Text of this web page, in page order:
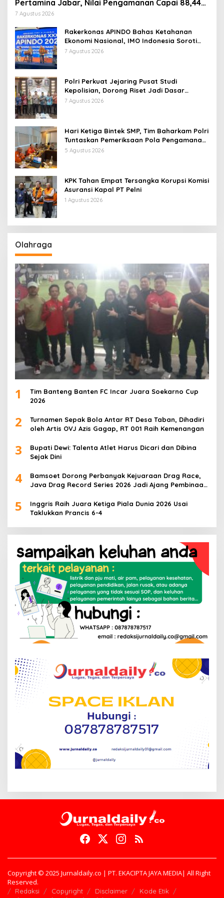
Pertamina Jabar, Nilai Pengamanan Capai 88,44
Persen
7 Agustus 2026
Rakerkonas APINDO Bahas Ketahanan
Ekonomi Nasional, IMO Indonesia Soroti
Pentingnya Kolaborasi Lintas Sektor
7 Agustus 2026
Polri Perkuat Jejaring Pusat Studi
Kepolisian, Dorong Riset Jadi Dasar
Kebijakan dan Inovasi
7 Agustus 2026
Hari Ketiga Bintek SMP, Tim Baharkam Polri
Tuntaskan Pemeriksaan Pola Pengamanan
Pertamina Patra Niaga Jabar
5 Agustus 2026
KPK Tahan Empat Tersangka Korupsi Komisi
Asuransi Kapal PT Pelni
1 Agustus 2026
Olahraga
1
Tim Banteng Banten FC Incar Juara Soekarno Cup
2026
2
Turnamen Sepak Bola Antar RT Desa Taban, Dihadiri
oleh Artis OVJ Azis Gagap, RT 001 Raih Kemenangan
3
Bupati Dewi: Talenta Atlet Harus Dicari dan Dibina
Sejak Dini
4
Bamsoet Dorong Perbanyak Kejuaraan Drag Race,
Java Drag Record Series 2026 Jadi Ajang Pembinaan
5
Inggris Raih Juara Ketiga Piala Dunia 2026 Usai
Taklukkan Prancis 6-4
Copyright © 2025 Jurnaldaily.co | PT. EKACIPTA JAYA MEDIA| All Right
Reserved.
Redaksi Copyright Disclaimer
Kode Etik